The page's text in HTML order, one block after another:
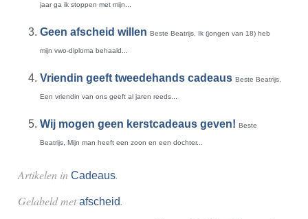
jaar ga ik stoppen met mijn...
Geen afscheid willen Beste Beatrijs, Ik (jongen van 18) heb
mijn vwo-diploma behaald...
Vriendin geeft tweedehands cadeaus Beste Beatrijs,
Een vriendin van ons geeft al jaren reeds...
Wij mogen geen kerstcadeaus geven! Beste
Beatrijs, Mijn man heeft een zoon en een dochter...
Artikelen in Cadeaus.
Gelabeld metafscheid.